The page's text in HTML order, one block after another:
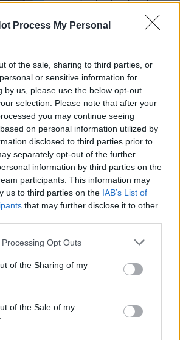
Process My Personal
of the sale, sharing to third parties, or
or sensitive information for
by us, please use the below opt-out
selection. Please note that after your
you may continue seeing
on personal information utilized by
disclosed to third parties prior to
separately opt-out of the further
information by third parties on the
participants. This information may
us to third parties on the IAB’s List of
that may further disclose it to other
Opt Outs
of the Sharing of my
of the Sale of my
milionu lidí, tedy zhruba 40 % osob žijících v
dostupnosti bydlení je kromě nové výstavby
také renovace stávajících budov. Ty
snižovat jeho dlouhodobé provozní
domácností totiž vydává na bydlení více
moratoria na hlubokomořskou
států. ČR mezi nimi zatím chybí
Přes víkend skončilo 31. Valné
shromáždění Mezinárodního
úřadu pro mořské dno (ISA),
kde měla své zastoupení i
Česká republika. Zasedání
se vládám členských států nepodařilo
může do poloviny srpna
kanál u Přelouče